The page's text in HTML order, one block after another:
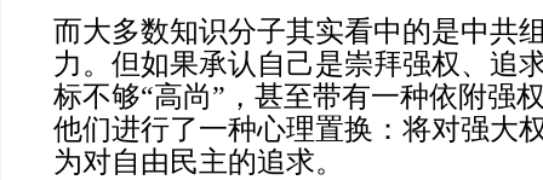
而大多数知识分子其实看中的是中共
力。但如果承认自己是崇拜强权、追
标不够“高尚”，甚至带有一种依附强
他们进行了一种心理置换：将对强大
为对自由民主的追求。